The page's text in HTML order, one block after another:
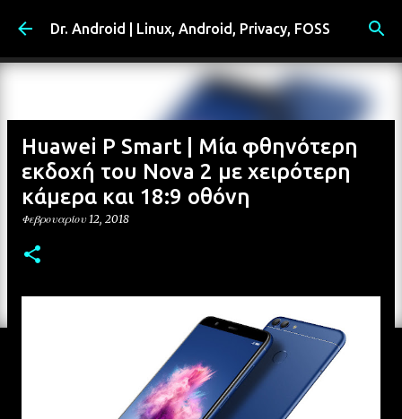
Μετάβαση στο κύριο περιεχόμενο
Dr. Android | Linux, Android, Privacy, FOSS
Huawei P Smart | Μία φθηνότερη
εκδοχή του Nova 2 με χειρότερη
κάμερα και 18:9 οθόνη
Φεβρουαρίου 12, 2018